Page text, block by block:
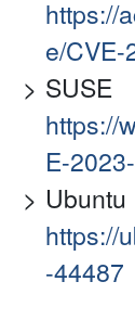
https://
e/CVE-
SUSE
https://
E-
Ubuntu
https://
-44487